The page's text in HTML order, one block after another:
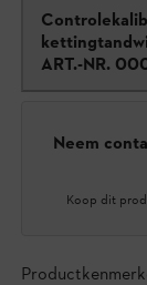
ART.-NR.
Neem
Koop dit